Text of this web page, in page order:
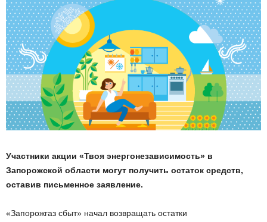
Участники акции «Твоя энергонезависимость» в
Запорожской области могут получить остаток средств,
оставив письменное заявление.
«Запорожгаз сбыт» начал возвращать остатки